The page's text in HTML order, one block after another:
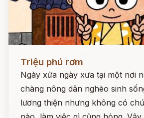
Triệu phú rơm
Ngày xửa ngày xưa tại một nơi
chàng nông dân nghèo sinh
lương thiện nhưng không có